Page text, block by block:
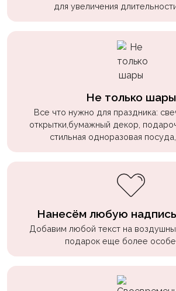
для увеличения
Не только шары
Все что нужно для праздника:
открытки,бумажный декор,
стильная одноразовая
Нанесём любую
Добавим любой текст на
подарок еще более
Пиратская
Мальчикам
Аниме
Природа